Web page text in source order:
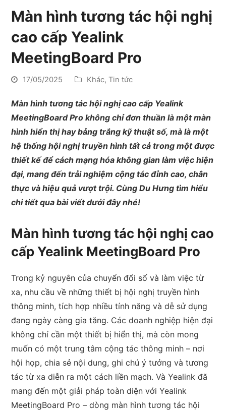
Màn hình tương tác hội nghị
cao cấp Yealink
MeetingBoard Pro
17/05/2025 Khác,Tin tức
Màn hình tương tác hội nghị cao cấp Yealink
MeetingBoard Pro không chỉ đơn thuần là một màn
hình hiển thị hay bảng trắng kỹ thuật số, mà là một
hệ thống hội nghị truyền hình tất cả trong một được
thiết kế để cách mạng hóa không gian làm việc hiện
đại, mang đến trải nghiệm cộng tác đỉnh cao, chân
thực và hiệu quả vượt trội. Cùng Du Hưng tìm hiểu
chi tiết qua bài viết dưới đây nhé!
Màn hình tương tác hội nghị cao
cấp Yealink MeetingBoard Pro
Trong kỷ nguyên của chuyển đổi số và làm việc từ
xa, nhu cầu về những thiết bị hội nghị truyền hình
thông minh, tích hợp nhiều tính năng và dễ sử dụng
đang ngày càng gia tăng. Các doanh nghiệp hiện đại
không chỉ cần một thiết bị hiển thị, mà còn mong
muốn có một trung tâm cộng tác thông minh – nơi
hội họp, chia sẻ nội dung, ghi chú ý tưởng và tương
tác từ xa diễn ra một cách liền mạch. Và Yealink đã
mang đến một giải pháp toàn diện với Yealink
MeetingBoard Pro – dòng màn hình tương tác hội